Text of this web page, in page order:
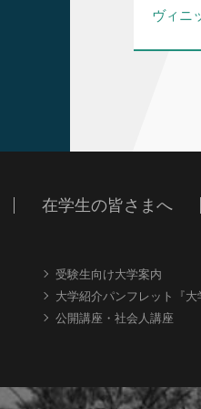
ヴィニ
在学生の皆さまへ
受験生向け大学案内
大学紹介パンフレット『大
公開講座・社会人講座